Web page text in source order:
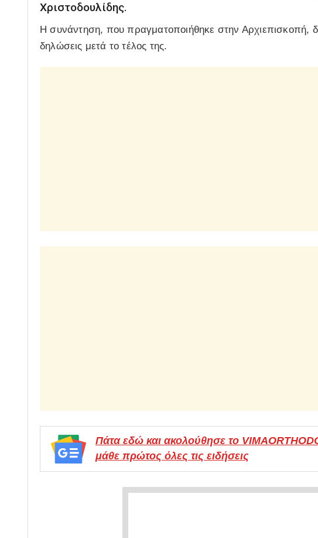
Χριστοδουλίδης.
Η συνάντηση, που πραγματοποιήθηκε στην Αρχιεπισκοπή,
δηλώσεις μετά το τέλος της.
Πάτα εδώ και ακολούθησε το
μάθε πρώτος όλες τις ειδήσεις